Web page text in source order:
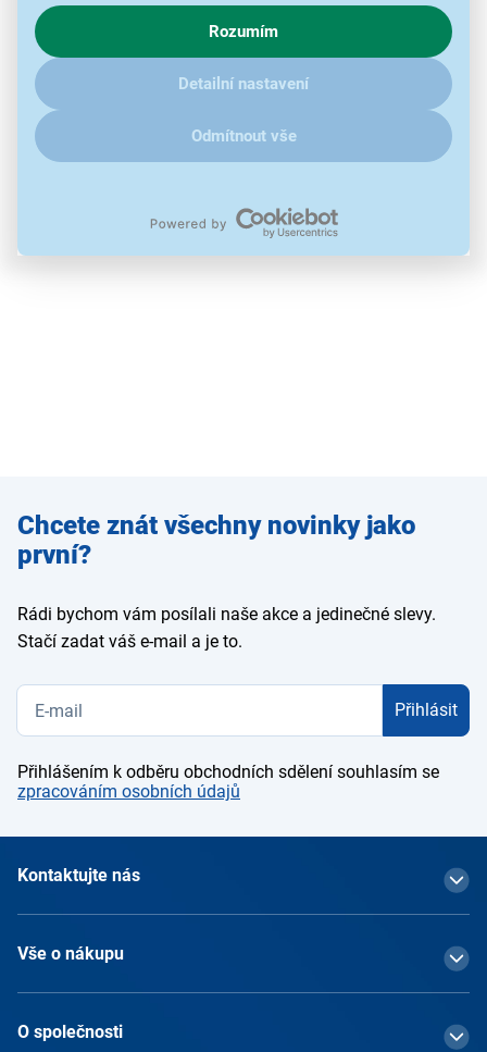
chování na webu pro zobrazení cílených reklam. Pokud vás
zajímají detaily, jak u nás s cookies a dalšími údaji pracujeme,
kliknětesem.
Rozumím
Detailní nastavení
Odmítnout vše
Použité obrázky jsou pouze ilustrativní a technické specifikace se
mohou v průběhu času změnit bez předchozího upozornění.
Zadejte
e-mail
Chcete znát všechny novinky jako
první?
Rádi bychom vám posílali naše akce a jedinečné slevy.
Stačí zadat váš e-mail a je to.
Přihlásit
Přihlášením k odběru obchodních sdělení souhlasím se
zpracováním osobních údajů
Kontaktujte nás
Vše o nákupu
O společnosti